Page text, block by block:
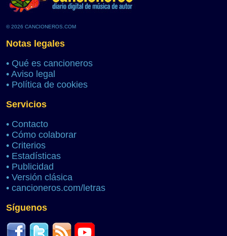
© 2026 CANCIONEROS.COM
Notas legales
• Qué es cancioneros
• Aviso legal
• Política de cookies
Servicios
• Contacto
• Cómo colaborar
• Criterios
• Estadísticas
• Publicidad
• Versión clásica
• cancioneros.com/letras
Síguenos